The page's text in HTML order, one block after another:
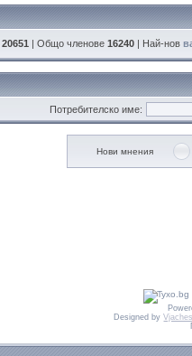
20651 | Общо членове 16240 | Най-нов
Потребителско име:
Нови мнения
Designed by